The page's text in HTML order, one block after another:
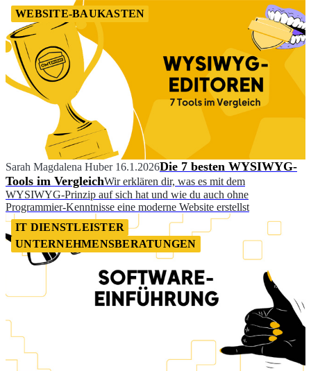
WEBSITE-BAUKASTEN
Sarah Magdalena Huber 16.1.2026Die 7 besten WYSIWYG-
Tools im VergleichWir erklären dir, was es mit dem
WYSIWYG-Prinzip auf sich hat und wie du auch ohne
Programmier-Kenntnisse eine moderne Website erstellst
IT DIENSTLEISTER
UNTERNEHMENSBERATUNGEN